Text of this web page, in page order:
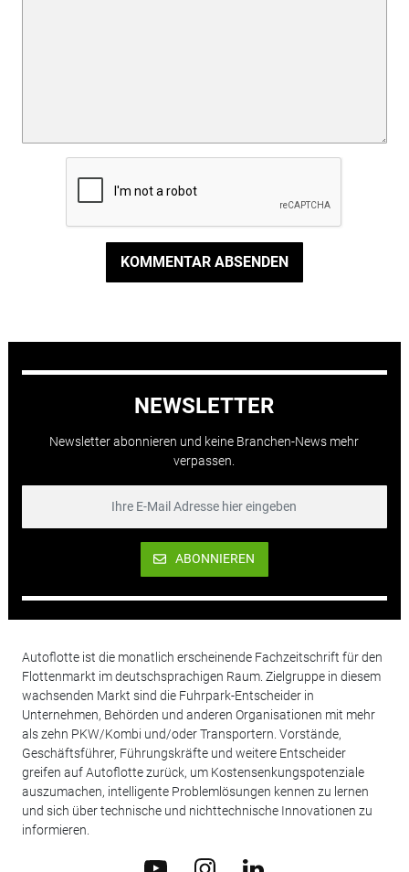
KOMMENTAR ABSENDEN
NEWSLETTER
Newsletter abonnieren und keine Branchen-News mehr
verpassen.
ABONNIEREN
Autoflotte ist die monatlich erscheinende Fachzeitschrift für den
Flottenmarkt im deutschsprachigen Raum. Zielgruppe in diesem
wachsenden Markt sind die Fuhrpark-Entscheider in
Unternehmen, Behörden und anderen Organisationen mit mehr
als zehn PKW/Kombi und/oder Transportern. Vorstände,
Geschäftsführer, Führungskräfte und weitere Entscheider
greifen auf Autoflotte zurück, um Kostensenkungspotenziale
auszumachen, intelligente Problemlösungen kennen zu lernen
und sich über technische und nichttechnische Innovationen zu
informieren.